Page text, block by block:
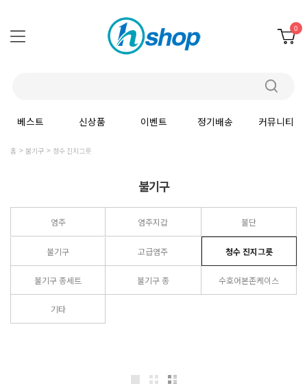
0
베스트 신상품 이벤트 정기배송 커뮤니티
홈 불기구 청수 진지그릇
불기구
염주 염주지갑 불단
불기구 고급염주 청수 진지그릇
불기구 종세트 불기구 종 수호어본존케이스
기타